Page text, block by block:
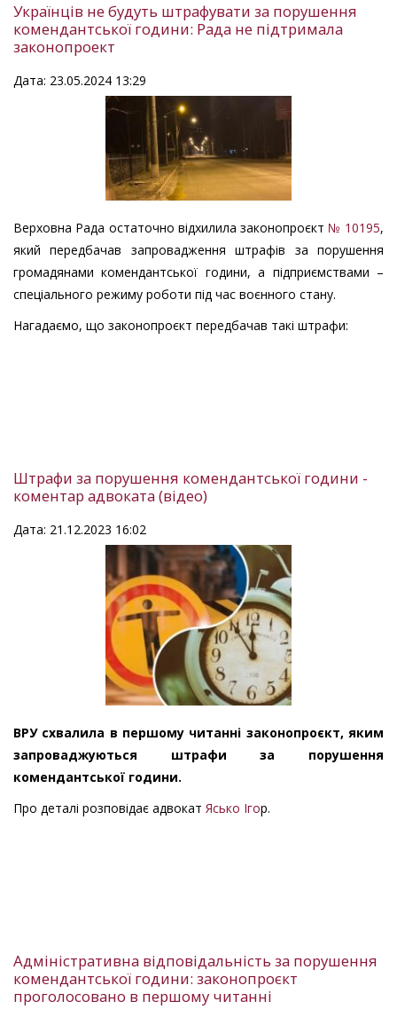
Українців не будуть штрафувати за порушення
комендантської години: Рада не підтримала
законопроект
Дата: 23.05.2024 13:29
Верховна Рада остаточно відхилила законопроєкт № 10195,
який передбачав запровадження штрафів за порушення
громадянами комендантської години, а підприємствами –
спеціального режиму роботи під час воєнного стану.
Нагадаємо, що законопроєкт передбачав такі штрафи:
Штрафи за порушення комендантської години -
коментар адвоката (відео)
Дата: 21.12.2023 16:02
ВРУ схвалила в першому читанні законопроєкт, яким
запроваджуються штрафи за порушення
комендантської години.
Про деталі розповідає адвокат Ясько Ігор.
Адміністративна відповідальність за порушення
комендантської години: законопроєкт
проголосовано в першому читанні